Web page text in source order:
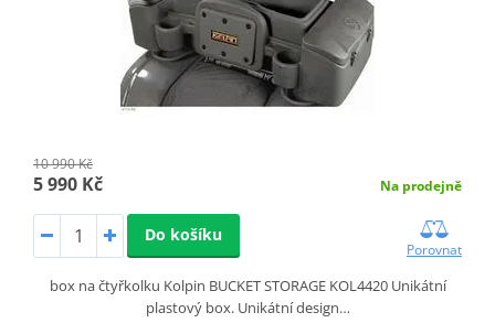
10 990 Kč
5 990 Kč Na prodejně
Do košíku
Porovnat
box na čtyřkolku Kolpin BUCKET STORAGE KOL4420 Unikátní
plastový box. Unikátní design…